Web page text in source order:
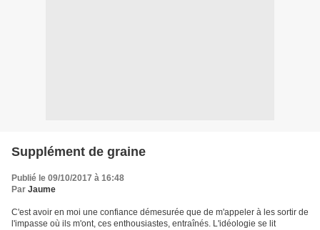
Supplément de graine
Publié le 09/10/2017 à 16:48
Par Jaume
C'est avoir en moi une confiance démesurée que de m'appeler à les sortir de
l'impasse où ils m'ont, ces enthousiastes, entraînés. L'idéologie se lit